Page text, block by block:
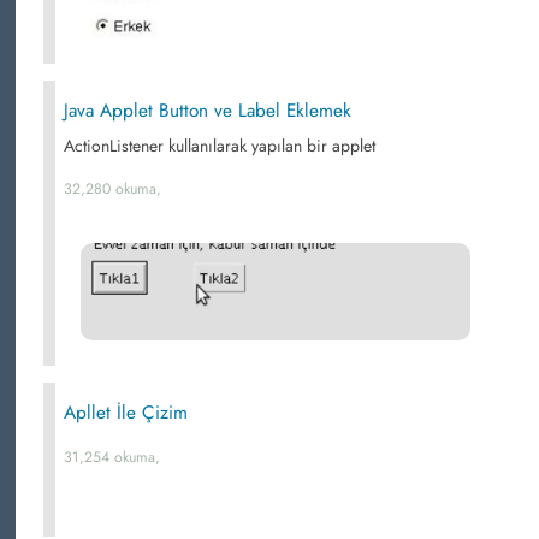
Java Applet Button ve Label Eklemek
ActionListener kullanılarak yapılan bir applet
32,280 okuma,
Apllet İle Çizim
31,254 okuma,